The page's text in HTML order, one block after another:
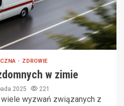
ZDROWIE
w zimie
2025 221
wyzwań związanych z